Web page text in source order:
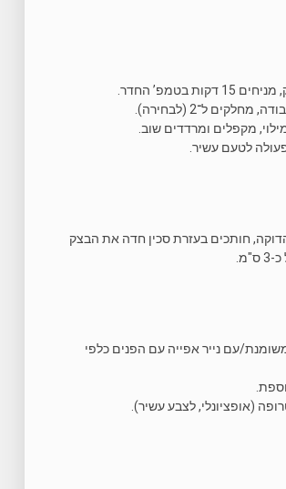
בטמפ’ החדר.
ל־2 (לבחירה).
מקפלים ומרדדים שוב.
לטעם עשיר.
חותכים בעזרת סכין חדה את הבצק
עם נייר אפייה עם הפנים כלפי
(אופציונלי, לצבע עשיר).